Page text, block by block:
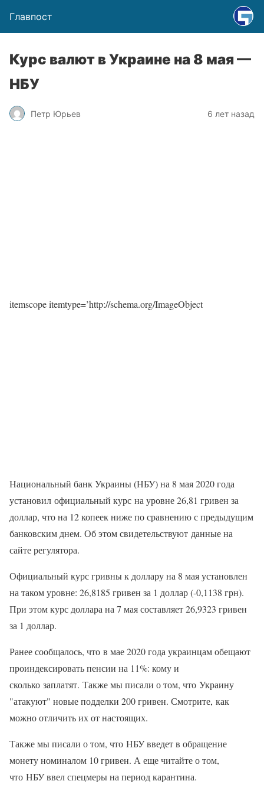
Главпост
Курс валют в Украине на 8 мая —
НБУ
Петр Юрьев 6 лет назад
itemscope itemtype=’http://schema.org/ImageObject
Национальный банк Украины (НБУ) на 8 мая 2020 года
установил официальный курс на уровне 26,81 гривен за
доллар, что на 12 копеек ниже по сравнению с предыдущим
банковским днем. Об этом свидетельствуют данные на
сайте регулятора.
Официальный курс гривны к доллару на 8 мая установлен
на таком уровне: 26,8185 гривен за 1 доллар (-0,1138 грн).
При этом курс доллара на 7 мая составляет 26,9323 гривен
за 1 доллар.
Ранее сообщалось, что в мае 2020 года украинцам обещают
проиндексировать пенсии на 11%: кому и
сколько заплатят. Также мы писали о том, что Украину
"атакуют" новые подделки 200 гривен. Смотрите, как
можно отличить их от настоящих.
Также мы писали о том, что НБУ введет в обращение
монету номиналом 10 гривен. А еще читайте о том,
что НБУ ввел спецмеры на период карантина.